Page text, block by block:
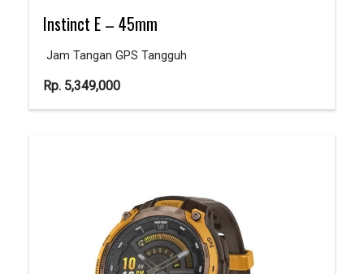
Instinct E – 45mm
Jam Tangan GPS Tangguh
Rp. 5,349,000